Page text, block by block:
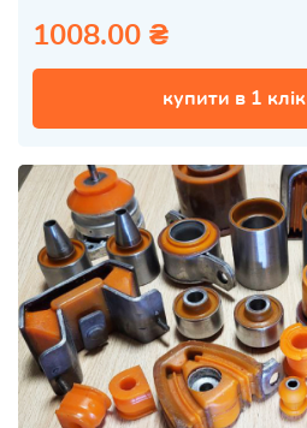
1008.00 ₴
купити в 1 клік